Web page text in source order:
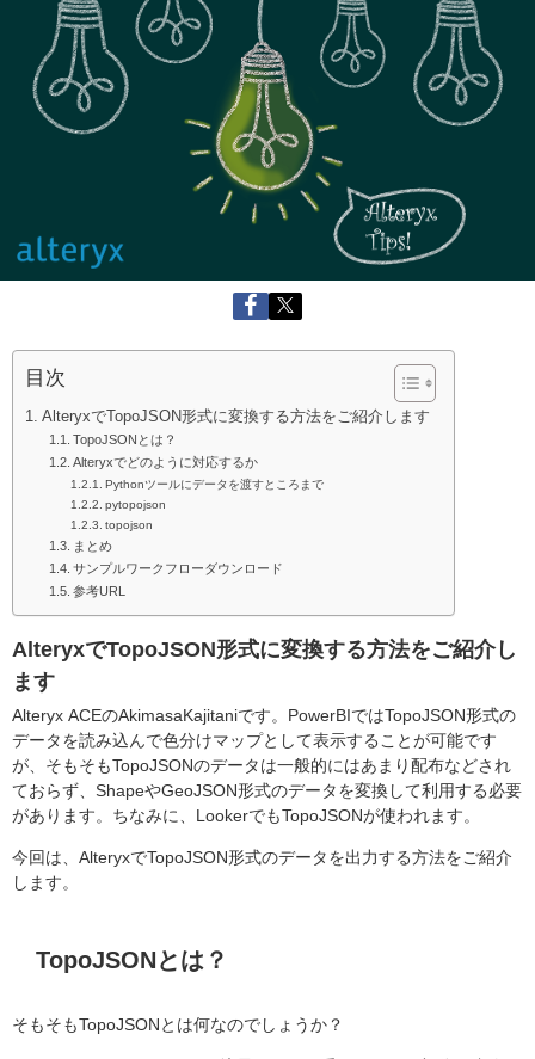
目次
AlteryxでTopoJSON形式に変換する方法をご紹介します
TopoJSONとは？
Alteryxでどのように対応するか
Pythonツールにデータを渡すところまで
pytopojson
topojson
まとめ
サンプルワークフローダウンロード
参考URL
AlteryxでTopoJSON形式に変換する方法をご紹介し
ます
Alteryx ACEのAkimasaKajitaniです。PowerBIではTopoJSON形式の
データを読み込んで色分けマップとして表示することが可能です
が、そもそもTopoJSONのデータは一般的にはあまり配布などされ
ておらず、ShapeやGeoJSON形式のデータを変換して利用する必要
があります。ちなみに、LookerでもTopoJSONが使われます。
今回は、AlteryxでTopoJSON形式のデータを出力する方法をご紹介
します。
TopoJSONとは？
そもそもTopoJSONとは何なのでしょうか？